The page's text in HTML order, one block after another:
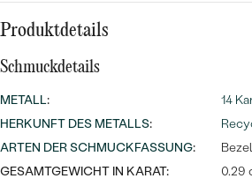
PERSONALISIERT
SYMBOLISCH
MINIMALISTISCH
NACH ANLASS
Produktdetails
Schmuckdetails
METALL:
14
HERKUNFT DES METALLS:
ARTEN DER SCHMUCKFASSUNG:
Bezel
GESAMTGEWICHT IN KARAT:
0.29